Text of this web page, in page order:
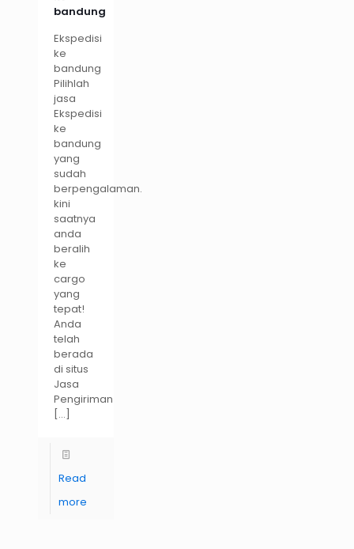
bandung
Ekspedisi
ke
bandung
Pilihlah
jasa
Ekspedisi
ke
bandung
yang
sudah
berpengalaman.
kini
saatnya
anda
beralih
ke
cargo
yang
tepat!
Anda
telah
berada
di situs
Jasa
Pengiriman
[…]
Read
more